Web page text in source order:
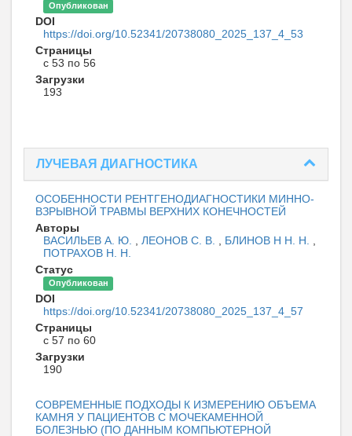
Опубликован
DOI
https://doi.org/10.52341/20738080_2025_137_4_53
Страницы
с 53 по 56
Загрузки
193
ЛУЧЕВАЯ ДИАГНОСТИКА
ОСОБЕННОСТИ РЕНТГЕНОДИАГНОСТИКИ МИННО-
ВЗРЫВНОЙ ТРАВМЫ ВЕРХНИХ КОНЕЧНОСТЕЙ
Авторы
ВАСИЛЬЕВ А. Ю. , ЛЕОНОВ С. В. , БЛИНОВ Н Н. Н. ,
ПОТРАХОВ Н. Н.
Статус
Опубликован
DOI
https://doi.org/10.52341/20738080_2025_137_4_57
Страницы
с 57 по 60
Загрузки
190
СОВРЕМЕННЫЕ ПОДХОДЫ К ИЗМЕРЕНИЮ ОБЪЕМА
КАМНЯ У ПАЦИЕНТОВ С МОЧЕКАМЕННОЙ
БОЛЕЗНЬЮ (ПО ДАННЫМ КОМПЬЮТЕРНОЙ